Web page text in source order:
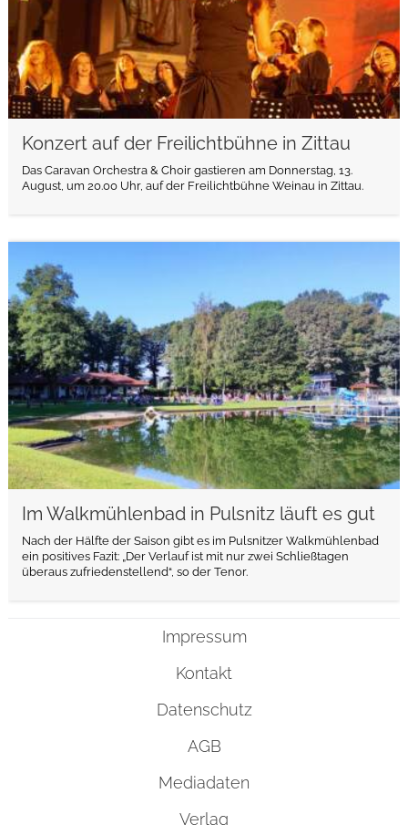
Konzert auf der Freilichtbühne in Zittau
Das Caravan Orchestra & Choir gastieren am Donnerstag, 13.
August, um 20.00 Uhr, auf der Freilichtbühne Weinau in Zittau.
Im Walkmühlenbad in Pulsnitz läuft es gut
Nach der Hälfte der Saison gibt es im Pulsnitzer Walkmühlenbad
ein positives Fazit: „Der Verlauf ist mit nur zwei Schließtagen
überaus zufriedenstellend“, so der Tenor.
Impressum
Kontakt
Datenschutz
AGB
Mediadaten
Verlag